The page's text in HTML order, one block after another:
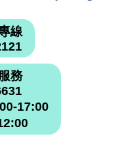
線
務
17:00